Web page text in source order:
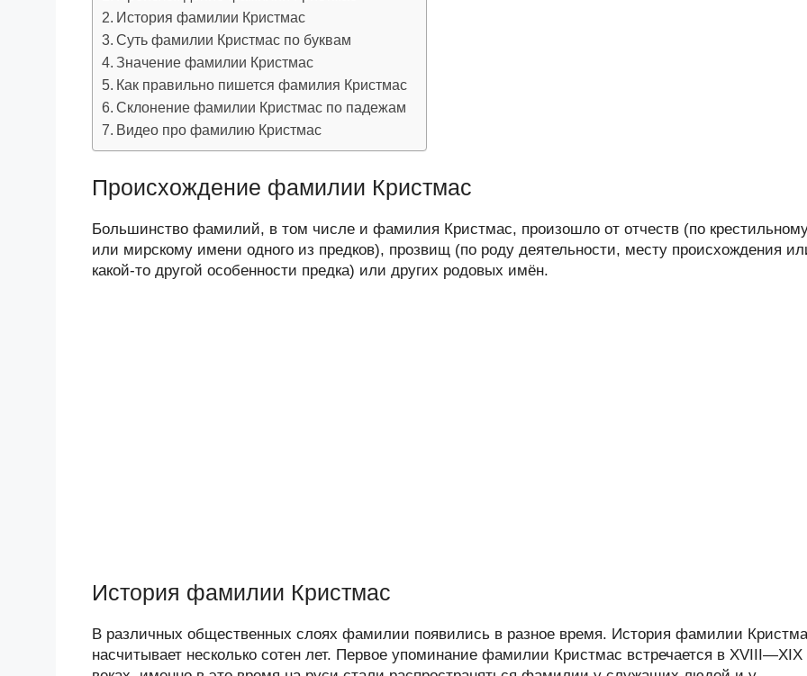
История фамилии Кристмас
Суть фамилии Кристмас по буквам
Значение фамилии Кристмас
Как правильно пишется фамилия Кристмас
Склонение фамилии Кристмас по падежам
Видео про фамилию Кристмас
Происхождение фамилии Кристмас
Большинство фамилий, в том числе и фамилия Кристмас, произошло от отчеств (по
или мирскому имени одного из предков), прозвищ (по роду деятельности, месту происхождения
какой-то другой особенности предка) или других родовых имён.
История фамилии Кристмас
В различных общественных слоях фамилии появились в разное время. История фамилии
насчитывает несколько сотен лет. Первое упоминание фамилии Кристмас встречается в XVIII—XIX